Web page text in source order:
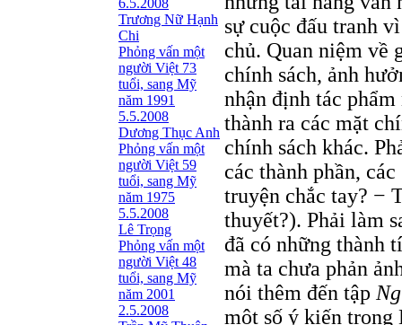
6.5.2008
Trương Nữ Hạnh
Chi
Phỏng vấn một
người Việt 73
tuổi, sang Mỹ
năm 1991
5.5.2008
Dương Thục Anh
Phỏng vấn một
người Việt 59
tuổi, sang Mỹ
năm 1975
5.5.2008
Lê Trọng
Phỏng vấn một
người Việt 48
tuổi, sang Mỹ
năm 2001
2.5.2008
sự cuộc đấu tranh
chủ. Quan niệm về
chính sách, ảnh
nhận định tác
thành ra các mặt
chính sách khác.
các thành phần,
truyện chắc tay? −
thuyết?). Phải làm
đã có những thành
mà ta chưa phản
nói thêm đến tập
một số ý kiến trong